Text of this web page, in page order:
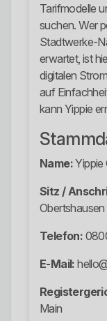
Tarifmodelle
suchen. Wer
Stadtwerke-
erwartet, ist
digitalen
auf
kann Yippie
Name:Yippie
Sitz /
Obertshausen
Telefon:
E-Mail:
Main